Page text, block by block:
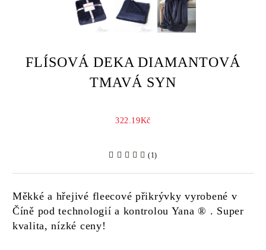
FLÍSOVÁ DEKA DIAMANTOVÁ
TMAVÁ SYN
322.19Kč
(1)
Měkké a hřejivé fleecové přikrývky vyrobené v
Číně pod technologií a kontrolou Yana ® . Super
kvalita, nízké ceny!